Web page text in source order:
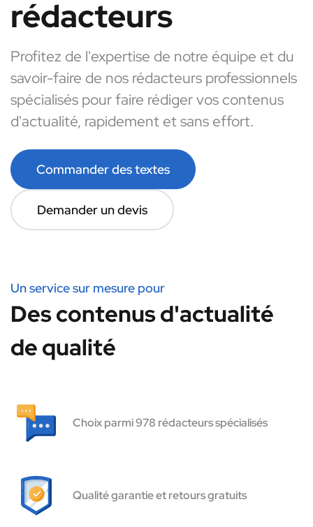
rédacteurs
Profitez de l'expertise de notre équipe et du
savoir-faire de nos rédacteurs professionnels
spécialisés pour faire rédiger vos contenus
d'actualité, rapidement et sans effort.
Commander des textes
Demander un devis
Un service sur mesure pour
Des contenus d'actualité
de qualité
Choix parmi 978 rédacteurs spécialisés
Qualité garantie et retours gratuits